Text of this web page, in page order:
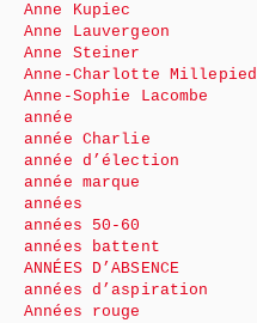
Anne Kupiec
Anne Lauvergeon
Anne Steiner
Anne-Charlotte Millepied
Anne-Sophie Lacombe
année
année Charlie
année d’élection
année marque
années
années 50-60
années battent
ANNÉES D’ABSENCE
années d’aspiration
Années rouge